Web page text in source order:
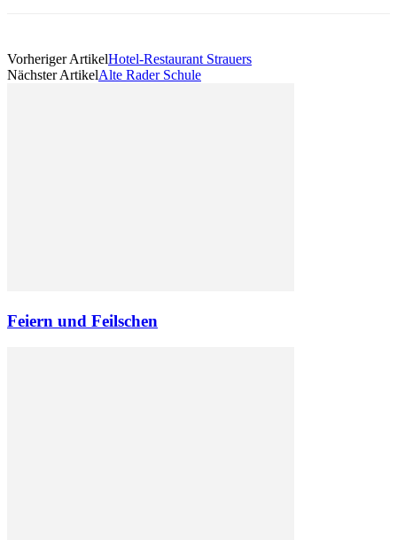
Vorheriger ArtikelHotel-Restaurant Strauers
Nächster ArtikelAlte Rader Schule
Feiern und Feilschen